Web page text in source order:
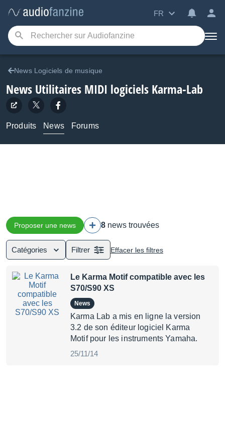
FR
News Logiciels de musique
News Utilitaires MIDI logiciels Karma-Lab
Produits News Forums
Proposer une news 8 news trouvées
Catégories Filtrer Effacer les filtres
Le Karma Motif compatible avec les
S70/S90 XS
News
Karma Lab a mis en ligne la version
3.2 de son éditeur logiciel Karma
Motif pour les instruments Yamaha.
25/11/14